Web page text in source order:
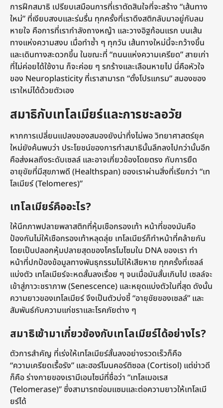
การฝึกสมาธิ เปรียบเสมือนการที่เราตัดสินใจที่จะสร้าง “เส้นทาง
ใหม่” ที่เงียบสงบและร่มรื่น ทุกครั้งที่เราดึงสติกลับมาอยู่กับลม
หายใจ คือการที่เรากำลังถางหญ้า และวางอิฐก้อนแรก บนเส้น
ทางแห่งความสงบ เมื่อทำซ้ำ ๆ ทุกวัน เส้นทางใหม่นี้จะกว้างขึ้น
และเดินทางสะดวกขึ้น ในขณะที่ “ถนนแห่งความเครียด” สายเก่า
ที่ไม่ค่อยได้ใช้งาน ก็จะค่อย ๆ รกร้างและเลือนหายไป นี่คือหัวใจ
ของ Neuroplasticity ที่เราสามารถ “ตั้งโปรแกรม” สมองของ
เราใหม่ได้ด้วยตัวเอง
สมาธิกับเทโลเมียร์และการชะลอวัย
หากการเปลี่ยนแปลงของสมองยังน่าทึ่งไม่พอ วิทยาศาสตร์ยุค
ใหม่ยังค้นพบว่า ประโยชน์ของการทำสมาธินั้นลึกลงไปกว่านั้นอีก
คือส่งผลถึงระดับเซลล์ และอาจเกี่ยวข้องโดยตรง กับการยืด
อายุขัยที่มีสุขภาพดี (Healthspan) ของเราผ่านสิ่งที่เรียกว่า “เท
โลเมียร์ (Telomeres)”
เทโลเมียร์คืออะไร?
ให้นึกภาพปลายพลาสติกที่หุ้มเชือกรองเท้า หน้าที่ของมันคือ
ป้องกันไม่ให้เชือกรองเท้าหลุดลุ่ย เทโลเมียร์ก็ทำหน้าที่คล้ายกัน
โดยเป็นปลอกหุ้มปลายสุดของโครโมโซมใน DNA ของเรา ทำ
หน้าที่ปกป้องข้อมูลทางพันธุกรรมไม่ให้เสียหาย ทุกครั้งที่เซลล์
แบ่งตัว เทโลเมียร์จะหดสั้นลงเรื่อย ๆ จนเมื่อมันสั้นเกินไป เซลล์จะ
เข้าสู่ภาวะชราภาพ (Senescence) และหยุดแบ่งตัวในที่สุด ดังนั้น
ความยาวของเทโลเมียร์ จึงเป็นตัวบ่งชี้ “อายุขัยของเซลล์” และ
สัมพันธ์กับความแก่ชราและโรคภัยต่าง ๆ
สมาธิเข้ามาเกี่ยวข้องกับเทโลเมียร์ได้อย่างไร?
ตัวการสำคัญ ที่เร่งให้เทโลเมียร์สั้นลงอย่างรวดเร็วก็คือ
“ความเครียดเรื้อรัง” และฮอร์โมนคอร์ติซอล (Cortisol) แต่ข่าวดี
ก็คือ ร่างกายของเรามีเอนไซม์ที่ชื่อว่า “เทโลเมอเรส
(Telomerase)” ซึ่งสามารถซ่อมแซมและต่อความยาวให้เทโลเมี
ยร์ได้